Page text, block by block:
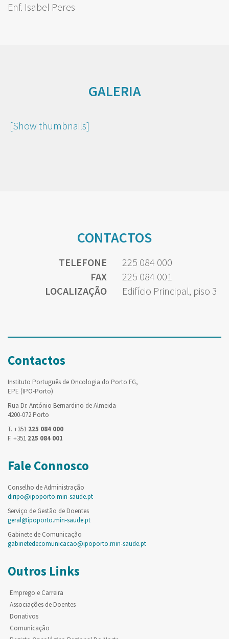
Enf. Isabel Peres
GALERIA
[Show thumbnails]
CONTACTOS
TELEFONE
225 084 000
FAX
225 084 001
LOCALIZAÇÃO
Edifício Principal, piso 3
Contactos
Instituto Português de Oncologia do Porto FG,
EPE (IPO-Porto)
Rua Dr. António Bernardino de Almeida
4200-072 Porto
T. +351 225 084 000
F. +351 225 084 001
Fale Connosco
Conselho de Administração
diripo@ipoporto.min-saude.pt
Serviço de Gestão de Doentes
geral@ipoporto.min-saude.pt
Gabinete de Comunicação
gabinetedecomunicacao@ipoporto.min-saude.pt
Outros Links
Emprego e Carreira
Associações de Doentes
Donativos
Comunicação